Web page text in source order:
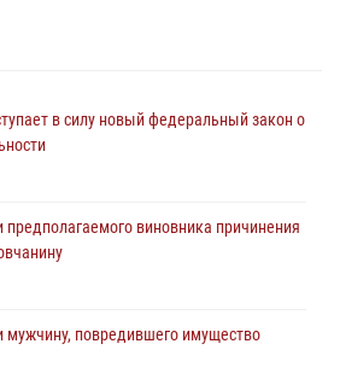
в силу новый федеральный закон о
виновника причинения
мужчину, повредившего имущество